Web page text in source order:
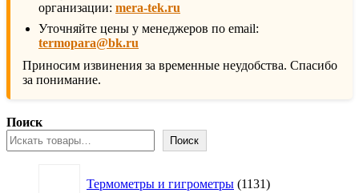
организации: mera-tek.ru
Уточняйте цены у менеджеров по email:
termopara@bk.ru
Приносим извинения за временные неудобства. Спасибо
за понимание.
Поиск
Поиск
Термометры и гигрометры 1131товар